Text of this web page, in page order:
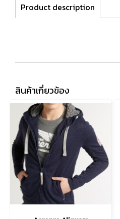
Product description
สินค้าเกี่ยวข้อง